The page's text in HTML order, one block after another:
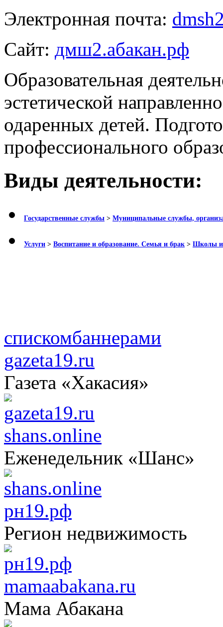
Электронная почта:
Сайт: дмш2.абакан.рф
Образовательная
эстетической
одаренных детей.
профессионального
Виды деятельности:
Государственные службы > Муниципальные службы,
Услуги > Воспитание и образование. Семья и брак > Школы
спискомбаннерами
gazeta19.ru
Газета «Хакасия»
shans.online
Еженедельник «Шанс»
рн19.рф
Регион недвижимость
mamaabakana.ru
Мама Абакана